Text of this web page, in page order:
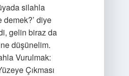
silahla
demek?’ diye
gelin biraz da
düşünelim.
Vurulmak:
Çıkması